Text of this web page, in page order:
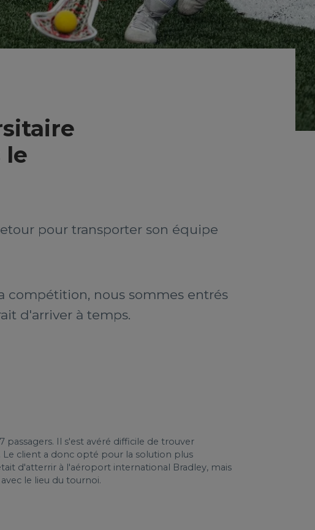
le
pour transporter son équipe
compétition, nous sommes entrés
d'arriver à temps.
Il s'est avéré difficile de trouver
Le client a donc opté pour la solution plus
d'atterrir à l'aéroport international Bradley, mais
le lieu du tournoi.